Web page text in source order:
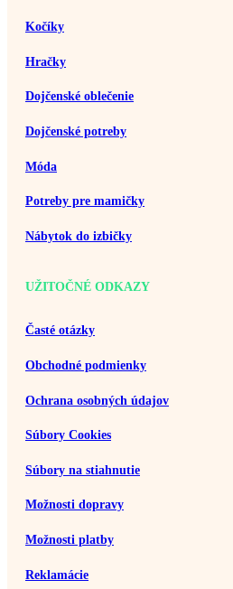
Kočíky
Hračky
Dojčenské oblečenie
Dojčenské potreby
Móda
Potreby pre mamičky
Nábytok do izbičky
UŽITOČNÉ ODKAZY
Časté otázky
Obchodné podmienky
Ochrana osobných údajov
Súbory Cookies
Súbory na stiahnutie
Možnosti dopravy
Možnosti platby
Reklamácie